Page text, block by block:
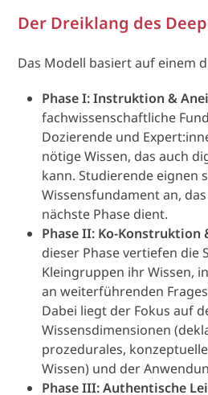
Der Dreiklang des
Das Modell basiert auf einem
Phase I: Instruktion &
fachwissenschaftliche
Dozierende und
nötige Wissen, das auch
kann. Studierende eignen
Wissensfundament an,
nächste Phase dient.
Phase II: Ko-Konstruktion
dieser Phase vertiefen die
Kleingruppen ihr Wissen,
an weiterführenden
Dabei liegt der Fokus auf
Wissensdimensionen
prozedurales,
Wissen) und der
Phase III: Authentische